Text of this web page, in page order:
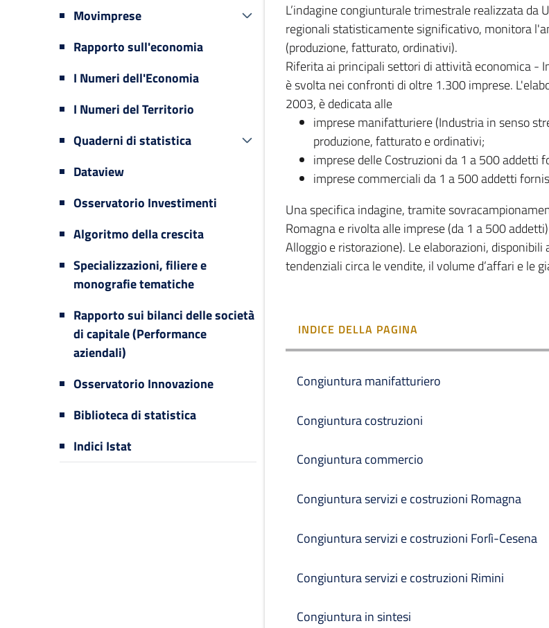
Movimprese
Rapporto sull'economia
I Numeri dell'Economia
I Numeri del Territorio
Quaderni di statistica
Dataview
Osservatorio Investimenti
Algoritmo della crescita
Specializzazioni, filiere e
monografie tematiche
Rapporto sui bilanci delle società
di capitale (Performance
aziendali)
Osservatorio Innovazione
Biblioteca di statistica
Indici Istat
L’indagine congiunturale trimestrale realizzata
regionali statisticamente significativo, monitora
(produzione, fatturato, ordinativi).
Riferita ai principali settori di attività economica -
è svolta nei confronti di oltre 1.300 imprese.
2003, è dedicata alle
imprese manifatturiere (Industria in senso
produzione, fatturato e ordinativi;
imprese delle Costruzioni da 1 a 500
imprese commerciali da 1 a 500 addetti
Una specifica indagine, tramite
Romagna e rivolta alle imprese (da 1 a 500
Alloggio e ristorazione). Le elaborazioni,
tendenziali circa le vendite, il volume d’affari e le
INDICE DELLA PAGINA
Congiuntura manifatturiero
Congiuntura costruzioni
Congiuntura commercio
Congiuntura servizi e costruzioni Romagna
Congiuntura servizi e costruzioni Forlì-Cesena
Congiuntura servizi e costruzioni Rimini
Congiuntura in sintesi